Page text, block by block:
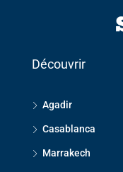
Découvrir
Agadir
Casablanca
Marrakech